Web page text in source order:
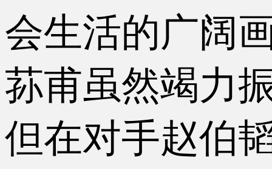
会生活的广阔
荪甫虽然竭力
但在对手赵伯